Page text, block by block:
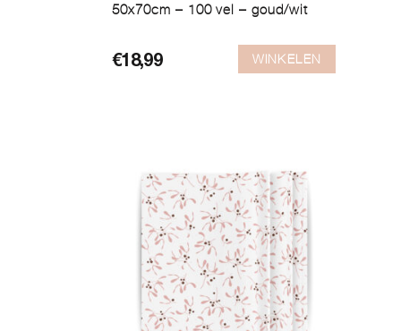
50x70cm – 100 vel – goud/wit
€18,99 WINKELEN